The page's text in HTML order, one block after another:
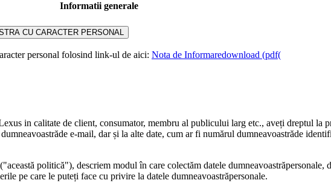
Informatii generale
CU CARACTER PERSONAL
personal folosind link-ul de aici: Nota de Informaredownload (pdf(
in calitate de client, consumator, membru al publicului larg etc., aveți dreptul la
e-mail, dar și la alte date, cum ar fi numărul dumneavoastrăde
politică"), descriem modul în care colectăm datele dumneavoastrăpersonale,
pe care le puteți face cu privire la datele dumneavoastrăpersonale.